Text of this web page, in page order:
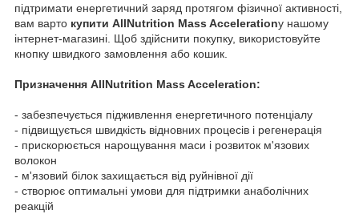
підтримати енергетичний заряд протягом фізичної активності,
вам варто купити AllNutrition Mass Accelerationу нашому
інтернет-магазині. Щоб здійснити покупку, використовуйте
кнопку швидкого замовлення або кошик.
Призначення AllNutrition Mass Acceleration:
- забезпечується підживлення енергетичного потенціалу
- підвищується швидкість відновних процесів і регенерація
- прискорюється нарощування маси і розвиток м'язових
волокон
- м'язовий білок захищається від руйнівної дії
- створює оптимальні умови для підтримки анаболічних
реакцій